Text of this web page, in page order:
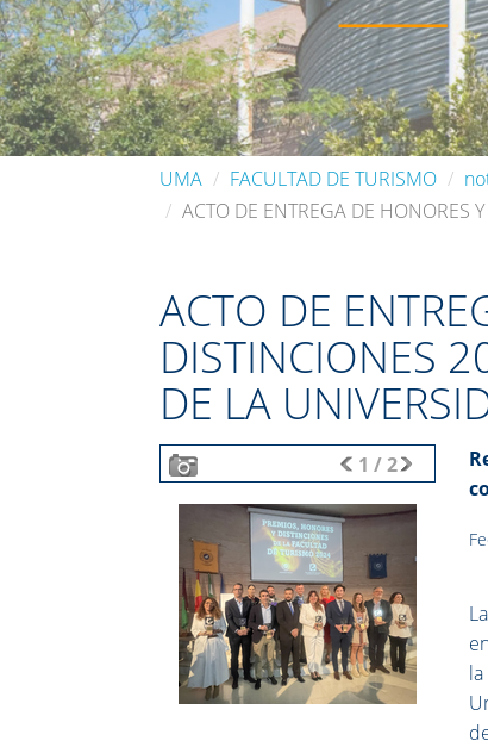
UMA FACULTAD DE TURISMO
ACTO DE ENTREGA DE HONORES
ACTO DE
DISTINCIONES
DE LA
1 /2